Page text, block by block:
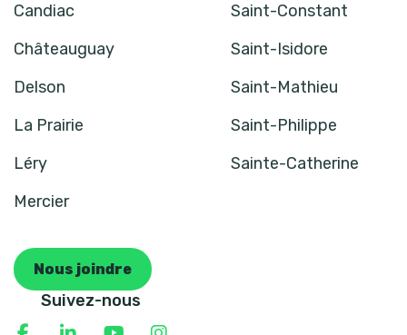
Candiac
Saint-Constant
Châteauguay
Saint-Isidore
Delson
Saint-Mathieu
La Prairie
Saint-Philippe
Léry
Sainte-Catherine
Mercier
Nous joindre
Suivez-nous